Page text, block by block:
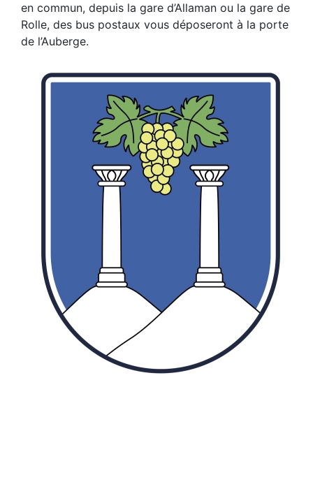
en commun, depuis la gare d’Allaman ou la gare de
Rolle, des bus postaux vous déposeront à la porte
de l’Auberge.